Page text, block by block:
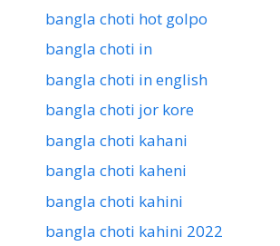
bangla choti hot golpo
bangla choti in
bangla choti in english
bangla choti jor kore
bangla choti kahani
bangla choti kaheni
bangla choti kahini
bangla choti kahini 2022